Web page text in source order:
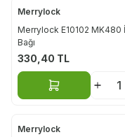
Merrylock
Merrylock E10102 MK480
Bağı
330,40 TL
Sepete Ekle
Merrylock